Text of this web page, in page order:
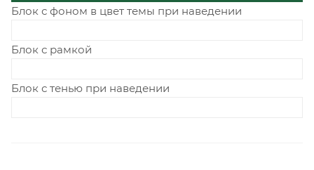
Блок с фоном в цвет темы при наведении
Блок с рамкой
Блок с тенью при наведении